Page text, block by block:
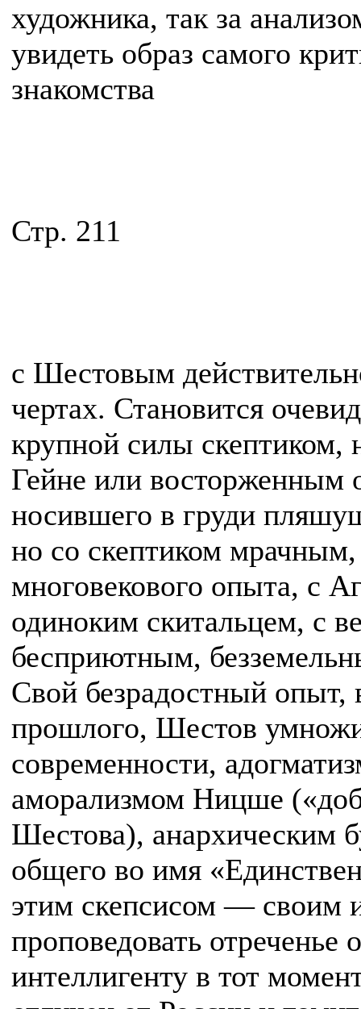
художника, так за
увидеть образ самого
знакомства
Стр. 211
с Шестовым
чертах. Становится
крупной силы скептиком,
Гейне или восторженным
носившего в груди
но со скептиком
многовекового опыта, с
одиноким скитальцем, с
бесприютным,
Свой безрадостный опыт,
прошлого, Шестов
современности,
аморализмом Ницше
Шестова), анархическим
общего во имя
этим скепсисом —
проповедовать отреченье
интеллигенту в тот